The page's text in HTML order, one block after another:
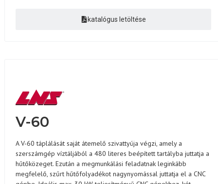
katalógus letöltése
V-60
A V-60 táplálását saját átemelő szivattyúja végzi, amely a
szerszámgép víztáljából a 480 literes beépített tartályba juttatja a
hűtőközeget. Ezután a megmunkálási feladatnak leginkább
megfelelő, szűrt hűtőfolyadékot nagynyomással juttatja el a CNC